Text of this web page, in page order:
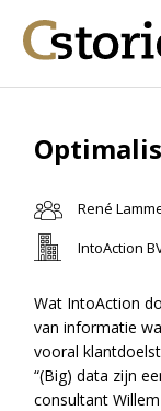
René
IntoAction
Wat IntoAction
van informatie
vooral
“(Big) data zijn
consultant